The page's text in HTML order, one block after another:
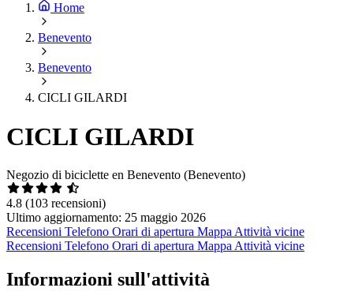
Home
Benevento
Benevento
CICLI GILARDI
CICLI GILARDI
Negozio di biciclette en Benevento (Benevento)
4.8 (103 recensioni)
Ultimo aggiornamento: 25 maggio 2026
Recensioni Telefono Orari di apertura Mappa Attività vicine
Recensioni Telefono Orari di apertura Mappa Attività vicine
Informazioni sull'attività